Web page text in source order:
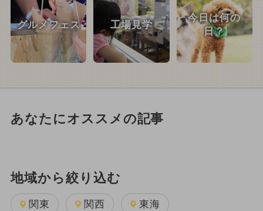
グルメフェス 工場見学
今日は何の
日？
あなたにオススメの記事
地域から絞り込む
関東 関西 東海